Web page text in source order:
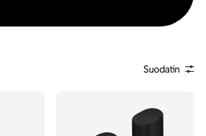
Suodatin